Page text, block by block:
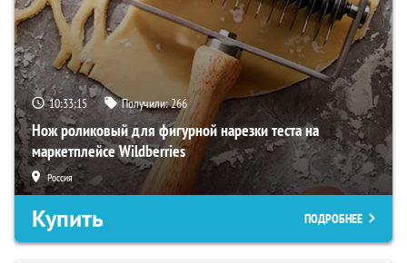
10:33:14 Получили:266
Нож роликовый для фигурной нарезки теста на
маркетплейсе Wildberries
Россия
Купить ПОДРОБНЕЕ